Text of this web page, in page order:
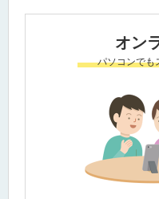
オン
パソコンでも